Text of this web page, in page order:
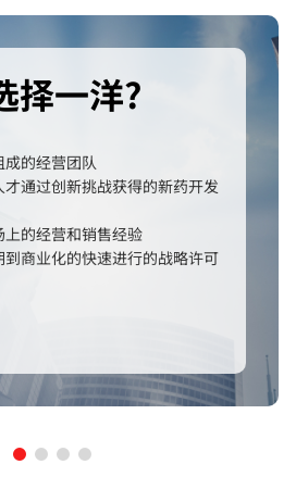
择一洋?
的经营团队
通过创新挑战获得的新药开发
的经营和销售经验
商业化的快速进行的战略许可